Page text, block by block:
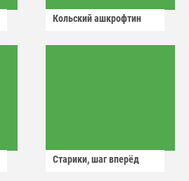
Кольский ашкрофтин
Старики, шаг вперёд